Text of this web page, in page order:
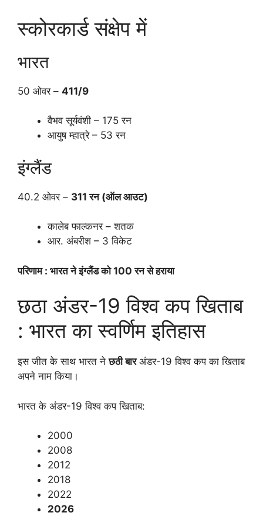
स्कोरकार्ड संक्षेप में
भारत
50 ओवर – 411/9
वैभव सूर्यवंशी – 175 रन
आयुष म्हात्रे – 53 रन
इंग्लैंड
40.2 ओवर – 311 रन (ऑल आउट)
कालेब फाल्कनर – शतक
आर. अंबरीश – 3 विकेट
परिणाम : भारत ने इंग्लैंड को 100 रन से हराया
छठा अंडर-19 विश्व कप खिताब
: भारत का स्वर्णिम इतिहास
इस जीत के साथ भारत नेछठी बारअंडर-19 विश्व कप का खिताब
अपने नाम किया।
भारत के अंडर-19 विश्व कप खिताब:
2000
2008
2012
2018
2022
2026